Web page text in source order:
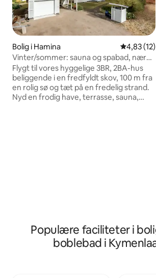
Bolig i Hamina 4,83 ud
4,83 (12)
Vinter/sommer: sauna og spabad, nær
sø og skov
Flygt til vores hyggelige 3BR, 2BA-hus
beliggende i en fredfyldt skov, 100 m fra
en rolig sø og tæt på en fredelig strand.
Nyd en frodig have, terrasse, sauna,
Populære faciliteter i
boblebad i